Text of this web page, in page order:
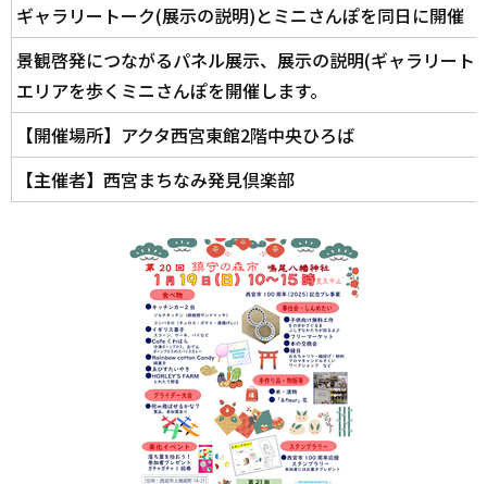
ギャラリートーク(展示の説明)とミニさんぽを同日に開催
景観啓発につながるパネル展示、展示の説明(ギャラリート
エリアを歩くミニさんぽを開催します。
【開催場所】アクタ西宮東館2階中央ひろば
【主催者】西宮まちなみ発見倶楽部